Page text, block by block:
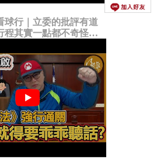
球行｜立委的批評有道
程其實一點都不奇怪？